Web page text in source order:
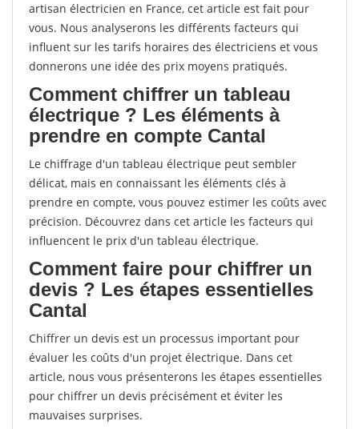
artisan électricien en France, cet article est fait pour
vous. Nous analyserons les différents facteurs qui
influent sur les tarifs horaires des électriciens et vous
donnerons une idée des prix moyens pratiqués.
Comment chiffrer un tableau
électrique ? Les éléments à
prendre en compte Cantal
Le chiffrage d'un tableau électrique peut sembler
délicat, mais en connaissant les éléments clés à
prendre en compte, vous pouvez estimer les coûts avec
précision. Découvrez dans cet article les facteurs qui
influencent le prix d'un tableau électrique.
Comment faire pour chiffrer un
devis ? Les étapes essentielles
Cantal
Chiffrer un devis est un processus important pour
évaluer les coûts d'un projet électrique. Dans cet
article, nous vous présenterons les étapes essentielles
pour chiffrer un devis précisément et éviter les
mauvaises surprises.